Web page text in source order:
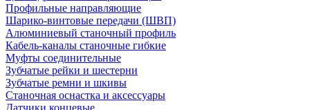
Профильные направляющие
Шарико-винтовые передачи (ШВП)
Алюминиевый станочный профиль
Кабель-каналы станочные гибкие
Муфты соединительные
Зубчатые рейки и шестерни
Зубчатые ремни и шкивы
Станочная оснастка и аксессуары
Датчики концевые